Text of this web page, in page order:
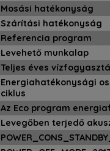
Mosási hatékonyság
Szárítási hatékonyság
Referencia program
Levehető munkalap
Teljes éves
Energiahatékonysági
ciklus
Az Eco program
Levegőben terjedő